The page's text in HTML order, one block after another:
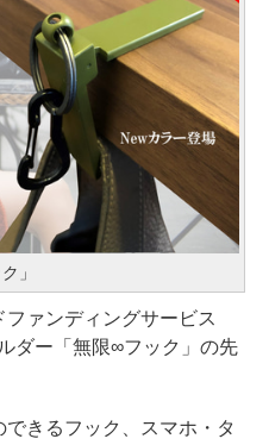
」
ァンディングサービス
ダー「無限∞フック」の先
きるフック、スマホ・タ